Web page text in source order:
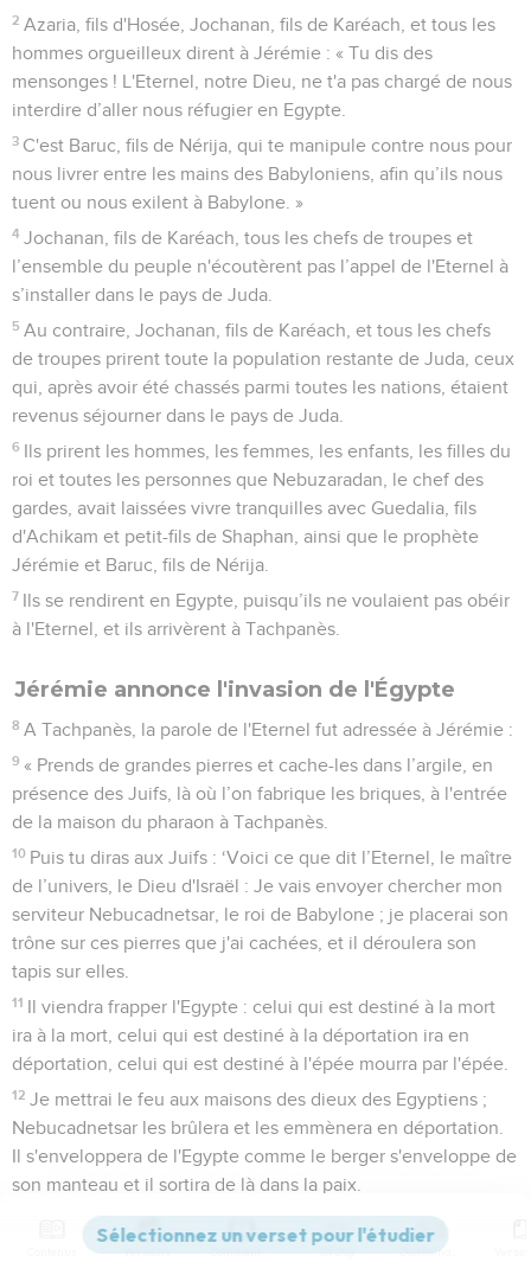
2 Azaria, fils d'Hosée, Jochanan, fils de Karéach, et tous les
hommes orgueilleux dirent à Jérémie : « Tu dis des
mensonges ! L'Eternel, notre Dieu, ne t'a pas chargé de nous
interdire d’aller nous réfugier en Egypte.
3 C'est Baruc, fils de Nérija, qui te manipule contre nous pour
nous livrer entre les mains des Babyloniens, afin qu’ils nous
tuent ou nous exilent à Babylone. »
4 Jochanan, fils de Karéach, tous les chefs de troupes et
l’ensemble du peuple n'écoutèrent pas l’appel de l'Eternel à
s’installer dans le pays de Juda.
5 Au contraire, Jochanan, fils de Karéach, et tous les chefs
de troupes prirent toute la population restante de Juda, ceux
qui, après avoir été chassés parmi toutes les nations, étaient
revenus séjourner dans le pays de Juda.
6 Ils prirent les hommes, les femmes, les enfants, les filles du
roi et toutes les personnes que Nebuzaradan, le chef des
gardes, avait laissées vivre tranquilles avec Guedalia, fils
d'Achikam et petit-fils de Shaphan, ainsi que le prophète
Jérémie et Baruc, fils de Nérija.
7 Ils se rendirent en Egypte, puisqu’ils ne voulaient pas obéir
à l'Eternel, et ils arrivèrent à Tachpanès.
Jérémie annonce l'invasion de l'Égypte
8 A Tachpanès, la parole de l'Eternel fut adressée à Jérémie :
9 « Prends de grandes pierres et cache-les dans l’argile, en
présence des Juifs, là où l’on fabrique les briques, à l'entrée
de la maison du pharaon à Tachpanès.
10 Puis tu diras aux Juifs : ‘Voici ce que dit l’Eternel, le maître
de l’univers, le Dieu d'Israël : Je vais envoyer chercher mon
serviteur Nebucadnetsar, le roi de Babylone ; je placerai son
trône sur ces pierres que j'ai cachées, et il déroulera son
tapis sur elles.
11 Il viendra frapper l'Egypte : celui qui est destiné à la mort
ira à la mort, celui qui est destiné à la déportation ira en
déportation, celui qui est destiné à l'épée mourra par l'épée.
12 Je mettrai le feu aux maisons des dieux des Egyptiens ;
Nebucadnetsar les brûlera et les emmènera en déportation.
Il s'enveloppera de l'Egypte comme le berger s'enveloppe de
son manteau et il sortira de là dans la paix.
Il mettra en pièces les statues de Beth-Shémesh, en
Egypte, et il livrera aux flammes les maisons des dieux des
Versions Commentaires Strong